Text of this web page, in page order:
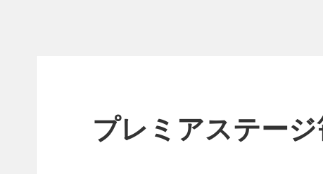
プレミアステー